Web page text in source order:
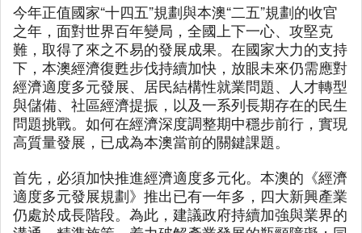
今年正值國家“十四五”規劃與本澳“二五”規劃的收官
之年，面對世界百年變局，全國上下一心、攻堅克
難，取得了來之不易的發展成果。在國家大力的支持
下，本澳經濟復甦步伐持續加快，放眼未來仍需應對
經濟適度多元發展、居民結構性就業問題、人才轉型
與儲備、社區經濟提振，以及一系列長期存在的民生
問題挑戰。如何在經濟深度調整期中穩步前行，實現
高質量發展，已成為本澳當前的關鍵課題。
首先，必須加快推進經濟適度多元化。本澳的《經濟
適度多元發展規劃》推出已有一年多，四大新興產業
仍處於成長階段。為此，建議政府持續加強與業界的